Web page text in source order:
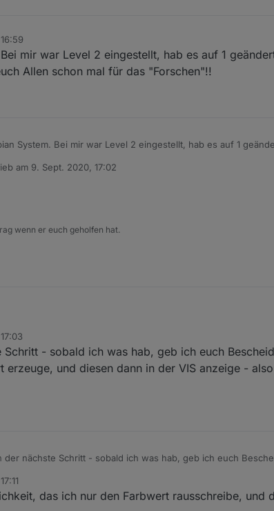
mir war Level 2 eingestellt, hab es auf 1
Allen schon mal für das "Forschen"!!
System. Bei mir war Level 2 eingestellt, hab es auf 1
am 9. Sept. 2020, 17:02
editiert von
wenn er euch geholfen hat.
Schritt - sobald ich was hab, geb ich euch
erzeuge, und diesen dann in der VIS anzeige -
der nächste Schritt - sobald ich was hab, geb ich euch
das ich nur den Farbwert rausschreibe, und